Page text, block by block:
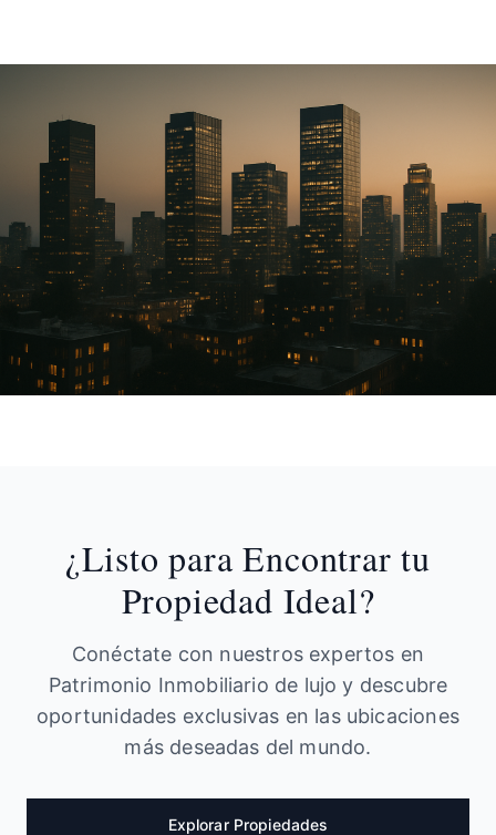
¿Listo para Encontrar tu
Propiedad Ideal?
Conéctate con nuestros expertos en
Patrimonio Inmobiliario de lujo y descubre
oportunidades exclusivas en las ubicaciones
más deseadas del mundo.
Explorar Propiedades